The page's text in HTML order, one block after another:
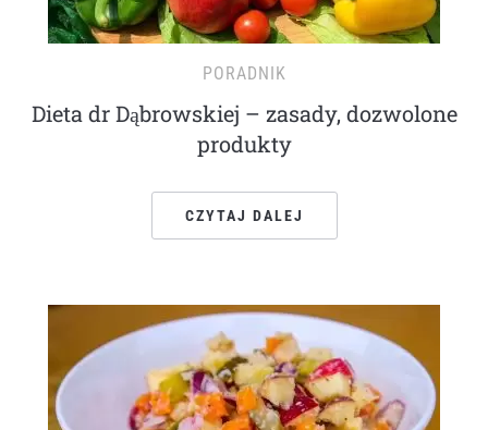
PORADNIK
Dieta dr Dąbrowskiej – zasady, dozwolone
produkty
CZYTAJ DALEJ